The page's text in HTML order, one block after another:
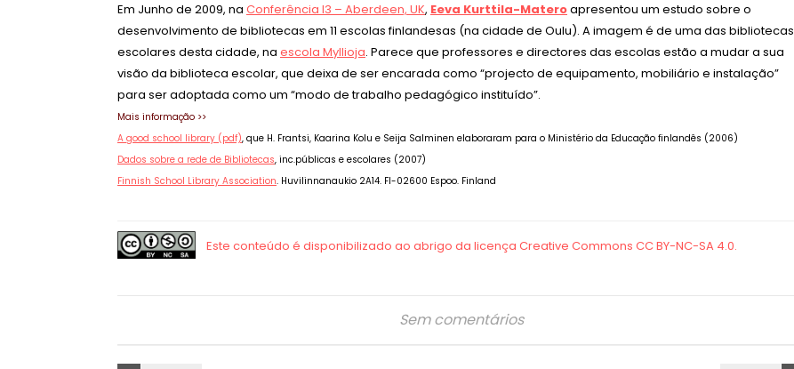
Em Junho de 2009, na Conferência I3 – Aberdeen, UK, Eeva Kurttila-Materoapresentou um estudo sobre o
desenvolvimento de bibliotecas em 11 escolas finlandesas (na cidade de Oulu). A imagem é de uma das bibliotecas
escolares desta cidade, na escola Myllioja. Parece que professores e directores das escolas estão a mudar a sua
visão da biblioteca escolar, que deixa de ser encarada como “projecto de equipamento, mobiliário e instalação”
para ser adoptada como um “modo de trabalho pedagógico instituído”.
Mais informação >>
A good school library (pdf), que H. Frantsi, Kaarina Kolu e Seija Salminen elaboraram para o Ministério da Educação finlandês (2006)
Dados sobre a rede de Bibliotecas, inc.públicas e escolares (2007)
Finnish School Library Association. Huvilinnanaukio 2A14. FI-02600 Espoo. Finland
Sem comentários